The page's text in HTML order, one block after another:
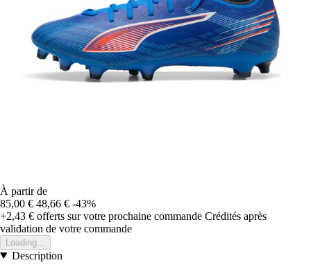
À partir de
85,00 € 48,66 € -43%
+2,43 € offerts sur votre prochaine commande Crédités après
validation de votre commande
Loading...
Description